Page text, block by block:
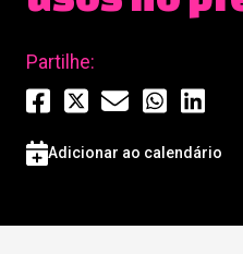
Partilhe:
Adicionar ao calendário